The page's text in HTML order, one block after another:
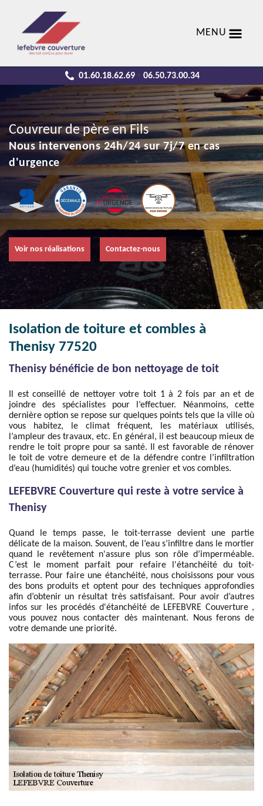
MENU
01.60.18.62.69 - 06.50.73.00.34
Couvreur de père en Fils
Nous intervenons 24h/24 sur 7j/7 en cas
d'urgence
Voir nos réalisations Contactez-nous
Isolation de toiture et combles à
Thenisy 77520
Thenisy bénéficie de bon nettoyage de toit
Il est conseillé de nettoyer votre toit 1 à 2 fois par an et de
joindre des spécialistes pour l’effectuer. Néanmoins, cette
dernière option se repose sur quelques points tels que la ville où
vous habitez, le climat fréquent, les matériaux utilisés,
l’ampleur des travaux, etc. En général, il est beaucoup mieux de
rendre le toit propre pour sa santé. Il est favorable de rénover
le toit de votre demeure et de la défendre contre l’infiltration
d’eau (humidités) qui touche votre grenier et vos combles.
LEFEBVRE Couverture qui reste à votre service à
Thenisy
Quand le temps passe, le toit-terrasse devient une partie
délicate de la maison. Souvent, de l’eau s’infiltre dans le mortier
quand le revêtement n'assure plus son rôle d’imperméable.
C’est le moment parfait pour refaire l'étanchéité du toit-
terrasse. Pour faire une étanchéité, nous choisissons pour vous
des bons produits et optent pour des techniques approfondies
afin d’obtenir un résultat très satisfaisant. Pour avoir d’autres
infos sur les procédés d'étanchéité de LEFEBVRE Couverture ,
vous pouvez nous contacter dès maintenant. Nous ferons de
votre demande une priorité.